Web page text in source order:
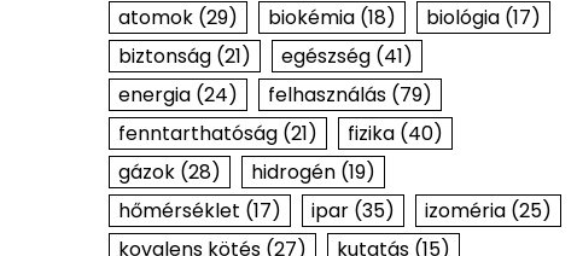
atomok(29) biokémia(18) biológia(17)
biztonság(21) egészség(41)
energia(24) felhasználás(79)
fenntarthatóság(21) fizika(40)
gázok(28) hidrogén(19)
hőmérséklet (17) ipar(35) izoméria(25)
kovalens kötés(27) kutatás(15)